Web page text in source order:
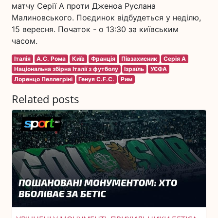
матчу Серії А проти Дженоа Руслана
Малиновського. Поєдинок відбудеться у неділю,
15 вересня. Початок - о 13:30 за київським
часом.
Італія А.С. Рома Київ Франція Півзахисник
Серія A
Національна збірна Італії з футболу
Ізраїль
УЄФА
Лоренцо Пеллегріні
Генуя C.F.C. Рим
Related posts